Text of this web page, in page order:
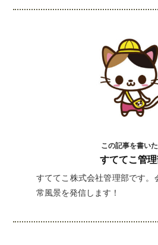
この記事を書い
すててこ管
すててこ株式会社管理部です。
常風景を発信します！